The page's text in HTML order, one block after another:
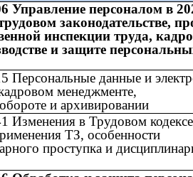
Управление персоналом в
законодательстве,
инспекции труда,
и защите
Персональные данные и
менеджменте,
и архивировании
Изменения в Трудовом
ТЗ, особенности
проступка и